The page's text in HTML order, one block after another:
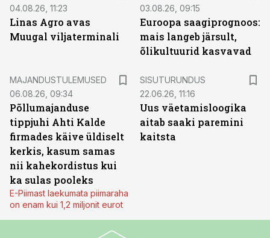
04.08.26, 11:23
Linas Agro avas
Muugal viljaterminali
03.08.26, 09:15
Euroopa saagiprognoos:
mais langeb järsult,
õlikultuurid kasvavad
MAJANDUSTULEMUSED
06.08.26, 09:34
Põllumajanduse
tippjuhi Ahti Kalde
firmades käive üldiselt
kerkis, kasum samas
nii kahekordistus kui
ka sulas pooleks
E-Piimast laekumata piimaraha
on enam kui 1,2 miljonit eurot
SISUTURUNDUS
22.06.26, 11:16
Uus väetamisloogika
aitab saaki paremini
kaitsta